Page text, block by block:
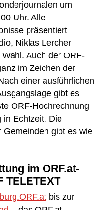
um
Uhr. Alle
präsentiert
Niklas Lercher
Auch der ORF-
im Zeichen der
einer ausführlichen
gibt es
ORF-Hochrechnung
in Echtzeit. Die
Gemeinden gibt es wie
im ORF.at-
TELETEXT
bis zur